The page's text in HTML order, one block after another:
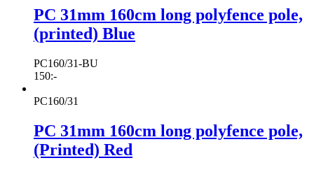
PC 31mm 160cm long polyfence pole,
(printed) Blue
PC160/31-BU
150:-
PC160/31
PC 31mm 160cm long polyfence pole,
(Printed) Red